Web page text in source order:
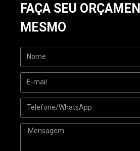
FAÇA SEU
MESMO